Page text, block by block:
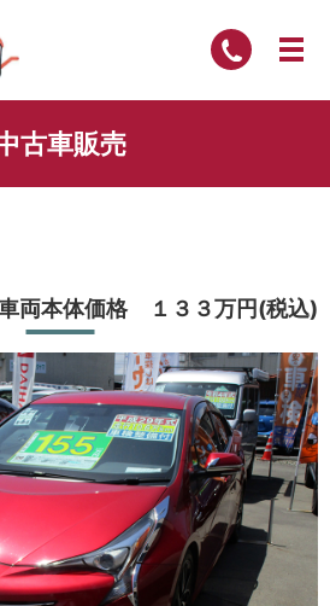
古車販売
両本体価格 １３３万円(税込)